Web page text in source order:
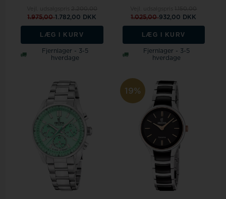
1.975,001.782,00 DKK
LÆG I KURV
Fjernlager - 3-5
hverdage
1.025,00932,00 DKK
LÆG I KURV
Fjernlager - 3-5
hverdage
19%